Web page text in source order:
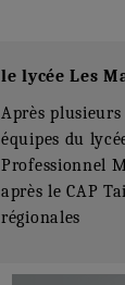
le lycée Les
Après
équipes du
Professionnel
après le CAP
régionales